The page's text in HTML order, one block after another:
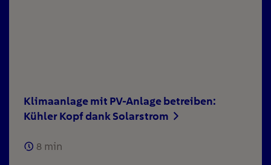
Klimaanlage mit PV-Anlage betreiben:
Kühler Kopf dank Solarstrom
8 min